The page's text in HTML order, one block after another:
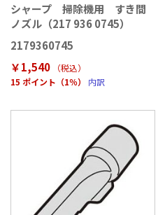
シャープ 掃除機用 すき間
ノズル（217 936 0745）
2179360745
￥1,540
（税込）
15 ポイント（1％）
内訳